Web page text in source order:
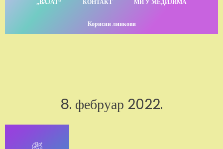
„ВАЈАТ“ КОНТАКТ МИ У МЕДИЈИМА
Корисни линкови
8. фебруар 2022.